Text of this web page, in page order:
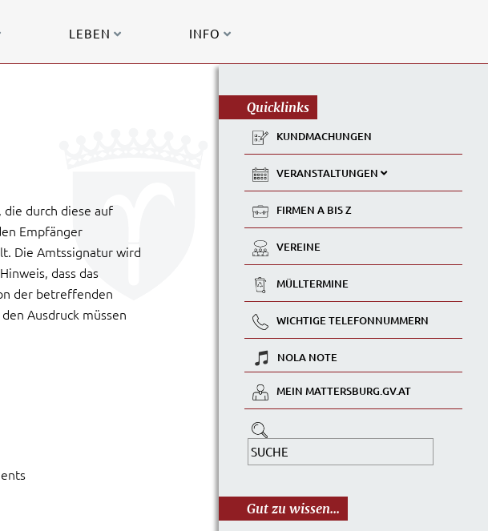
LEBEN INFO
durch diese auf
Empfänger
Die Amtssignatur wird
dass das
der betreffenden
Ausdruck müssen
Quicklinks
KUNDMACHUNGEN
VERANSTALTUNGEN
FIRMEN A BIS Z
VEREINE
MÜLLTERMINE
WICHTIGE TELEFONNUMMERN
NOLA NOTE
MEIN MATTERSBURG.GV.AT
Gut zu wissen...